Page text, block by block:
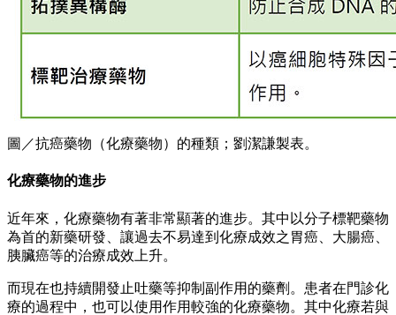
圖／抗癌藥物（化療藥物）的種類；劉潔謙製表。
化療藥物的進步
近年來，化療藥物有著非常顯著的進步。其中以分子標靶藥物
為首的新藥研發、讓過去不易達到化療成效之胃癌、大腸癌、
胰臟癌等的治療成效上升。
而現在也持續開發止吐藥等抑制副作用的藥劑。患者在門診化
療的過程中，也可以使用作用較強的化療藥物。其中化療若與